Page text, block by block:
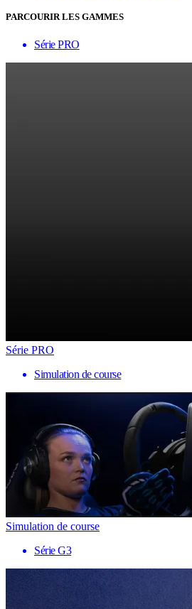
PARCOURIR LES GAMMES
Série PRO
Série PRO
Simulation de course
Simulation de course
Série G3